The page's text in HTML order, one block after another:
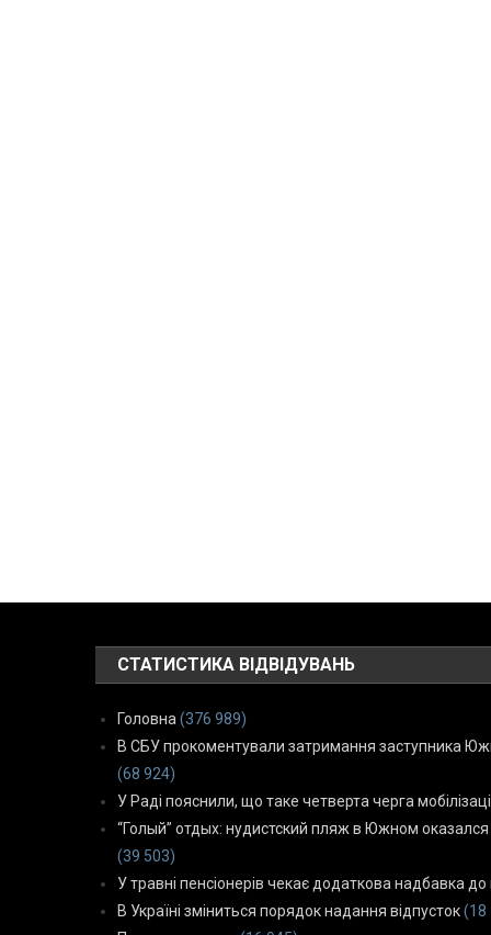
СТАТИСТИКА ВІДВІДУВАНЬ
Головна (376 989)
В СБУ прокоментували затримання заступника
(68 924)
У Раді пояснили, що таке четверта черга
“Голый” отдых: нудистский пляж в Южном
(39 503)
У травні пенсіонерів чекає додаткова надбавка до
В Україні зміниться порядок надання відпусток (18